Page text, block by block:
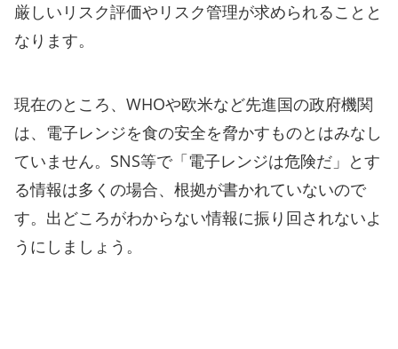
厳しいリスク評価やリスク管理が求められることと
なります。
現在のところ、WHOや欧米など先進国の政府機関
は、電子レンジを食の安全を脅かすものとはみなし
ていません。SNS等で「電子レンジは危険だ」とす
る情報は多くの場合、根拠が書かれていないので
す。出どころがわからない情報に振り回されないよ
うにしましょう。